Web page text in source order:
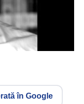
în Google